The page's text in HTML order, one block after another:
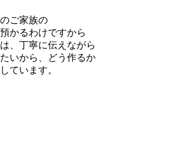
ご家族の
かるわけですから
、丁寧に伝えながら
いから、どう作るか
ています。